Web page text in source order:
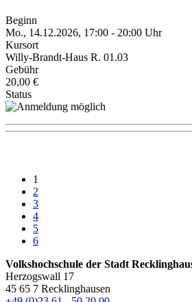
Beginn
Mo., 14.12.2026, 17:00 - 20:00 Uhr
Kursort
Willy-Brandt-Haus R. 01.03
Gebühr
20,00 €
Status
1
2
3
4
5
6
Volkshochschule der Stadt
Herzogswall 17
45 65 7 Recklinghausen